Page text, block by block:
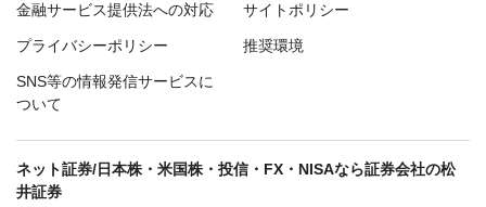
金融サービス提供法への対応 サイトポリシー
プライバシーポリシー 推奨環境
SNS等の情報発信サービスに
ついて
ネット証券/日本株・米国株・投信・FX・NISAなら証券会社の松
井証券